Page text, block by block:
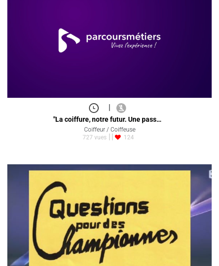
|
"La coiffure, notre futur. Une pass…
Coiffeur / Coiffeuse
727 vues
124